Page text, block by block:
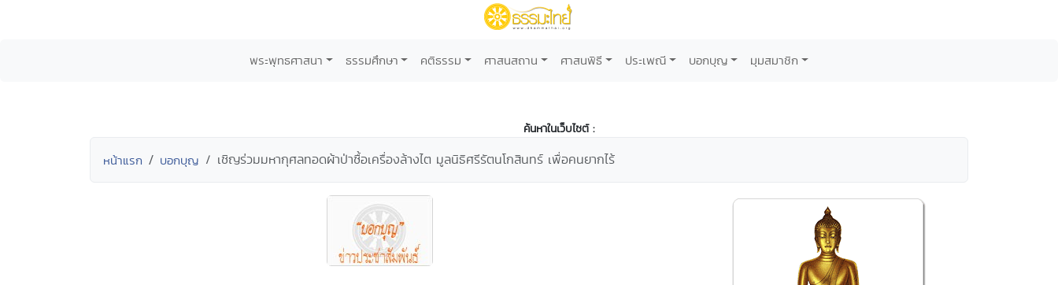
พระพุทธศาสนา ธรรมศึกษา คติธรรม ศาสนสถาน ศาสนพิธี ประเพณี บอกบุญ มุมสมาชิก
ค้นหาในเว็บไซต์ :
หน้าแรก บอกบุญ เชิญร่วมมหากุศลทอดผ้าป่าซื้อเครื่องล้างไต มูลนิธิศรีรัตนโกสินทร์ เพื่อคนยากไร้